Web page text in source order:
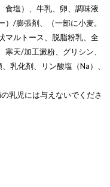
食塩）、牛乳、卵、調味液
）/膨張剤、（一部に小麦。
マルトース、脱脂粉乳、全
天/加工澱粉、グリシン、
乳化剤、リン酸塩（Na）、
乳児には与えないでくださ